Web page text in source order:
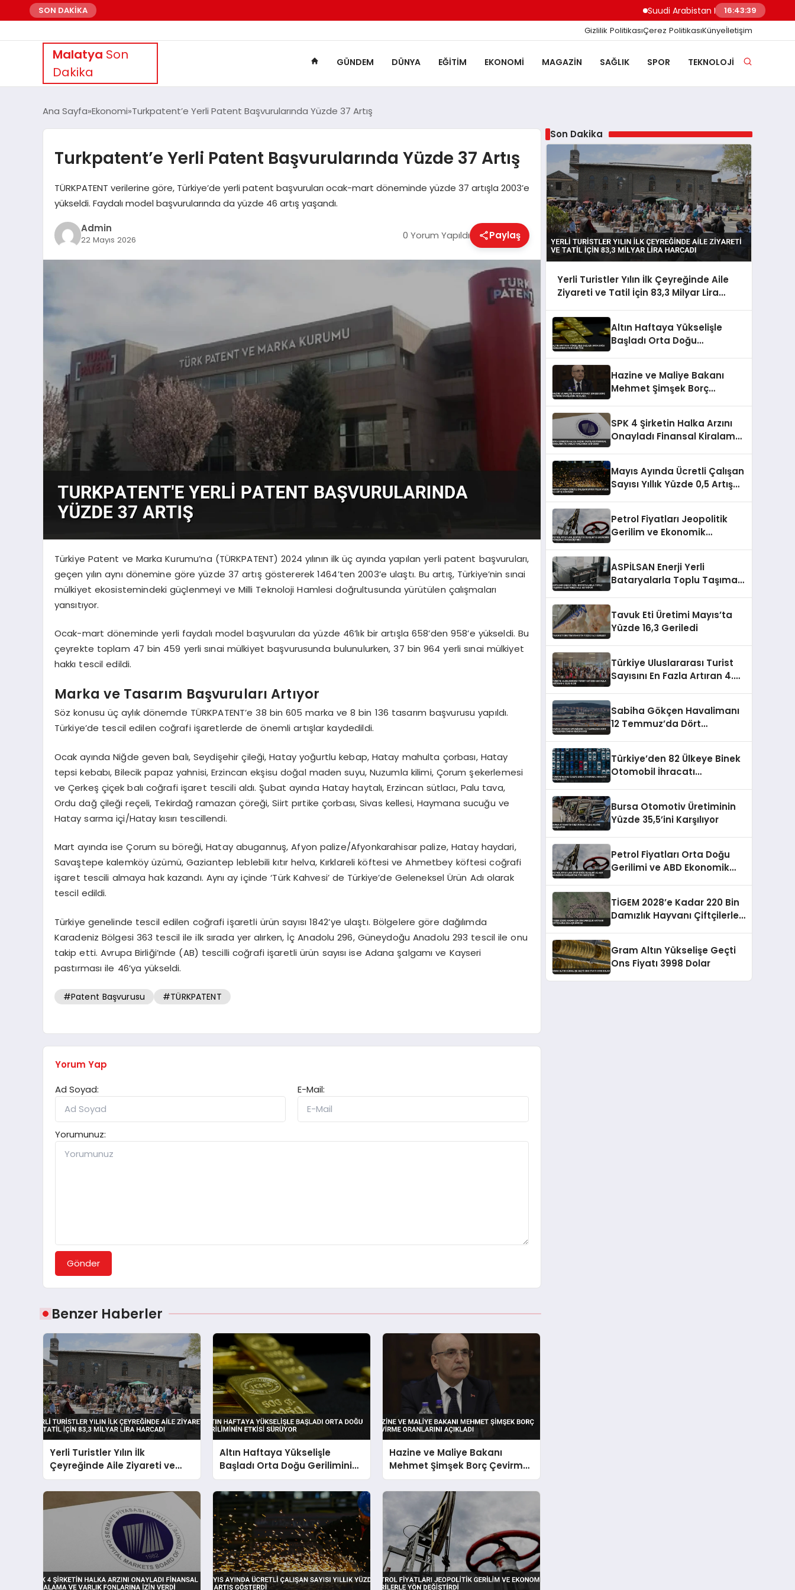
SON DAKİKA Suudi Arabistan Hudeyde Limanı’nı
16:43:39
Gizlilik PolitikasıÇerez PolitikasıKünyeİletişim
Malatya Son
Dakika
GÜNDEM DÜNYA EĞITIM EKONOMI MAGAZIN SAĞLIK SPOR TEKNOLOJI
Ana Sayfa Ekonomi Turkpatent’e Yerli Patent Başvurularında Yüzde 37 Artış
Turkpatent’e Yerli Patent Başvurularında Yüzde 37 Artış
TÜRKPATENT verilerine göre, Türkiye’de yerli patent başvuruları ocak-mart döneminde yüzde 37 artışla 2003’e
yükseldi. Faydalı model başvurularında da yüzde 46 artış yaşandı.
Admin
22 Mayıs 2026 0 Yorum Yapıldı Paylaş
Türkiye Patent ve Marka Kurumu’na (TÜRKPATENT) 2024 yılının ilk üç ayında yapılan yerli patent başvuruları,
geçen yılın aynı dönemine göre yüzde 37 artış göstererek 1464’ten 2003’e ulaştı. Bu artış, Türkiye’nin sınai
mülkiyet ekosistemindeki güçlenmeyi ve Milli Teknoloji Hamlesi doğrultusunda yürütülen çalışmaları
yansıtıyor.
Ocak-mart döneminde yerli faydalı model başvuruları da yüzde 46’lık bir artışla 658’den 958’e yükseldi. Bu
çeyrekte toplam 47 bin 459 yerli sınai mülkiyet başvurusunda bulunulurken, 37 bin 964 yerli sınai mülkiyet
hakkı tescil edildi.
Marka ve Tasarım Başvuruları Artıyor
Söz konusu üç aylık dönemde TÜRKPATENT’e 38 bin 605 marka ve 8 bin 136 tasarım başvurusu yapıldı.
Türkiye’de tescil edilen coğrafi işaretlerde de önemli artışlar kaydedildi.
Ocak ayında Niğde geven balı, Seydişehir çileği, Hatay yoğurtlu kebap, Hatay mahulta çorbası, Hatay
tepsi kebabı, Bilecik papaz yahnisi, Erzincan ekşisu doğal maden suyu, Nuzumla kilimi, Çorum şekerlemesi
ve Çerkeş çiçek balı coğrafi işaret tescili aldı. Şubat ayında Hatay haytalı, Erzincan sütlacı, Palu tava,
Ordu dağ çileği reçeli, Tekirdağ ramazan çöreği, Siirt pırtike çorbası, Sivas kellesi, Haymana sucuğu ve
Hatay sarma içi/Hatay kısırı tescillendi.
Mart ayında ise Çorum su böreği, Hatay abugannuş, Afyon palize/Afyonkarahisar palize, Hatay haydari,
Savaştepe kalemköy üzümü, Gaziantep leblebili kıtır helva, Kırklareli köftesi ve Ahmetbey köftesi coğrafi
işaret tescili almaya hak kazandı. Aynı ay içinde ‘Türk Kahvesi’ de Türkiye’de Geleneksel Ürün Adı olarak
tescil edildi.
Türkiye genelinde tescil edilen coğrafi işaretli ürün sayısı 1842’ye ulaştı. Bölgelere göre dağılımda
Karadeniz Bölgesi 363 tescil ile ilk sırada yer alırken, İç Anadolu 296, Güneydoğu Anadolu 293 tescil ile onu
takip etti. Avrupa Birliği’nde (AB) tescilli coğrafi işaretli ürün sayısı ise Adana şalgamı ve Kayseri
pastırması ile 46’ya yükseldi.
#Patent Başvurusu #TÜRKPATENT
Yorum Yap
Ad Soyad:
E-Mail:
Yorumunuz:
Gönder
Benzer Haberler
Yerli Turistler Yılın İlk
Çeyreğinde Aile Ziyareti ve
Tatil İçin 83,3 Milyar Lira
Harcadı
Altın Haftaya Yükselişle
Başladı Orta Doğu Geriliminin
Etkisi Sürüyor
Hazine ve Maliye Bakanı
Mehmet Şimşek Borç Çevirme
Oranlarını Açıkladı
Son Dakika
Yerli Turistler Yılın İlk Çeyreğinde Aile
Ziyareti ve Tatil İçin 83,3 Milyar Lira
Altın Haftaya Yükselişle
Başladı Orta Doğu
Hazine ve Maliye Bakanı
Mehmet Şimşek Borç
SPK 4 Şirketin Halka Arzını
Onayladı Finansal Kiralama
Mayıs Ayında Ücretli Çalışan
Sayısı Yıllık Yüzde 0,5 Artış
Petrol Fiyatları Jeopolitik
Gerilim ve Ekonomik
ASPİLSAN Enerji Yerli
Bataryalarla Toplu Taşımayı
Tavuk Eti Üretimi Mayıs’ta
Yüzde 16,3 Geriledi
Türkiye Uluslararası Turist
Sayısını En Fazla Artıran 4.
Sabiha Gökçen Havalimanı
12 Temmuz’da Dört
Türkiye’den 82 Ülkeye Binek
Otomobil İhracatı
Bursa Otomotiv Üretiminin
Yüzde 35,5’ini Karşılıyor
Petrol Fiyatları Orta Doğu
Gerilimi ve ABD Ekonomik
TİGEM 2028’e Kadar 220 Bin
Damızlık Hayvanı Çiftçilerle
Gram Altın Yükselişe Geçti
Ons Fiyatı 3998 Dolar